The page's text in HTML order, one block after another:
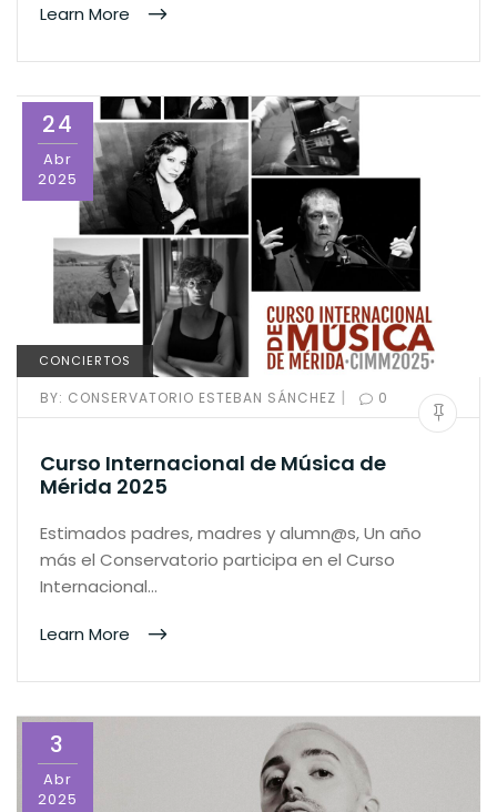
Learn More
24
Abr
2025
CONCIERTOS
BY: CONSERVATORIO ESTEBAN SÁNCHEZ | 0
Curso Internacional de Música de
Mérida 2025
Estimados padres, madres y alumn@s, Un año
más el Conservatorio participa en el Curso
Internacional…
Learn More
3
Abr
2025